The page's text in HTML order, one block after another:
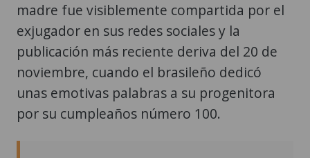
madre fue visiblemente compartida por el
exjugador en sus redes sociales y la
publicación más reciente deriva del 20 de
noviembre, cuando el brasileño dedicó
unas emotivas palabras a su progenitora
por su cumpleaños número 100.